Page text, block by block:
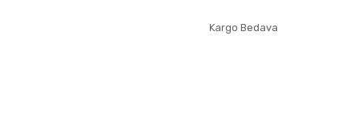
Kargo Bedava